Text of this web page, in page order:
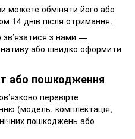
можете обміняти його або
14 днів після отримання.
з нами —
або швидко оформити
або пошкодження
перевірте
(модель, комплектація,
пошкоджень або